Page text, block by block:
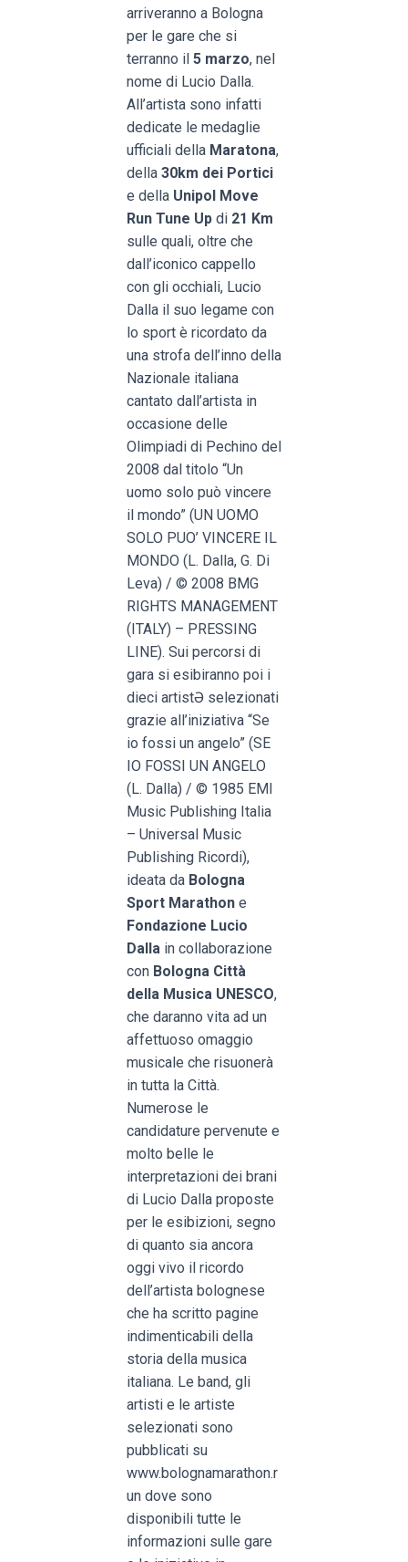
arriveranno a Bologna
per le gare che si
terranno il 5 marzo, nel
nome di Lucio Dalla.
All’artista sono infatti
dedicate le medaglie
ufficiali della Maratona,
della 30km dei Portici
e della Unipol Move
Run Tune Up di 21 Km
sulle quali, oltre che
dall’iconico cappello
con gli occhiali, Lucio
Dalla il suo legame con
lo sport è ricordato da
una strofa dell’inno della
Nazionale italiana
cantato dall’artista in
occasione delle
Olimpiadi di Pechino del
2008 dal titolo “Un
uomo solo può vincere
il mondo” (UN UOMO
SOLO PUO’ VINCERE IL
MONDO (L. Dalla, G. Di
Leva) / © 2008 BMG
RIGHTS MANAGEMENT
(ITALY) – PRESSING
LINE). Sui percorsi di
gara si esibiranno poi i
dieci artistƏ selezionati
grazie all’iniziativa “Se
io fossi un angelo” (SE
IO FOSSI UN ANGELO
(L. Dalla) / © 1985 EMI
Music Publishing Italia
– Universal Music
Publishing Ricordi),
ideata da Bologna
Sport Marathon e
Fondazione Lucio
Dalla in collaborazione
con Bologna Città
della Musica UNESCO,
che daranno vita ad un
affettuoso omaggio
musicale che risuonerà
in tutta la Città.
Numerose le
candidature pervenute e
molto belle le
interpretazioni dei brani
di Lucio Dalla proposte
per le esibizioni, segno
di quanto sia ancora
oggi vivo il ricordo
dell’artista bolognese
che ha scritto pagine
indimenticabili della
storia della musica
italiana. Le band, gli
artisti e le artiste
selezionati sono
pubblicati su
www.bolognamarathon.r
un dove sono
disponibili tutte le
informazioni sulle gare